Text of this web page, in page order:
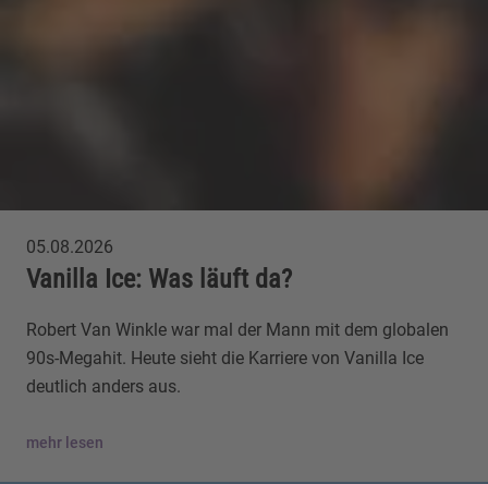
05.08.2026
Vanilla Ice: Was läuft da?
Robert Van Winkle war mal der Mann mit dem globalen
90s-Megahit. Heute sieht die Karriere von Vanilla Ice
deutlich anders aus.
mehr lesen